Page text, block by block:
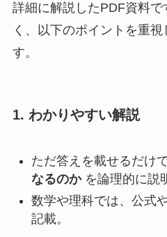
詳細に解説したPDF資料
く、以下のポイントを重
す。
1. わかりやすい解説
ただ答えを載せるだけで
なるのかを論理的に説
数学や理科では、公式
記載。